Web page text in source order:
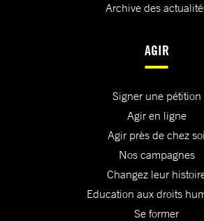
Archive des
AGIR
Signer une pétition
Agir en ligne
Agir près de chez soi
Nos campagnes
Changez leur
Education aux droits
Se former